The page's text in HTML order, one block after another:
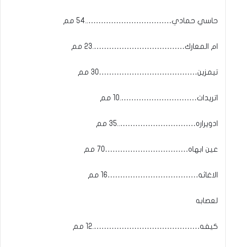
حاسي حمادي……………………………..54 مم
ام المعارك……………………………….23 مم
تيمزين…………………………………30 مم
اتريدات………………………….10 مم
ادويراره…………………………..35 مم
عين ابهاه……………………………70 مم
الاغاثه………………………………16 مم
لعصابه
كيفه…………………………………….12 مم